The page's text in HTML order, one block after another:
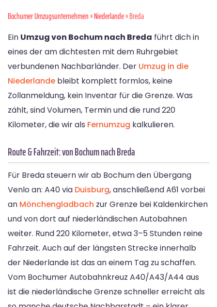
Bochumer Umzugsunternehmen»Niederlande» Breda
Ein Umzug von Bochum nach Breda führt dich in
eines der am dichtesten mit dem Ruhrgebiet
verbundenen Nachbarländer. Der Umzug in die
Niederlande bleibt komplett formlos, keine
Zollanmeldung, kein Inventar für die Grenze. Was
zählt, sind Volumen, Termin und die rund 220
Kilometer, die wir als Fernumzug kalkulieren.
Route & Fahrzeit: von Bochum nach Breda
Für Breda steuern wir ab Bochum den Übergang
Venlo an: A40 via Duisburg, anschließend A61 vorbei
an Mönchengladbach zur Grenze bei Kaldenkirchen
und von dort auf niederländischen Autobahnen
weiter. Rund 220 Kilometer, etwa 3–5 Stunden reine
Fahrzeit. Auch auf der längsten Strecke innerhalb
der Niederlande ist das an einem Tag zu schaffen.
Vom Bochumer Autobahnkreuz A40/A43/A44 aus
ist die niederländische Grenze schneller erreicht als